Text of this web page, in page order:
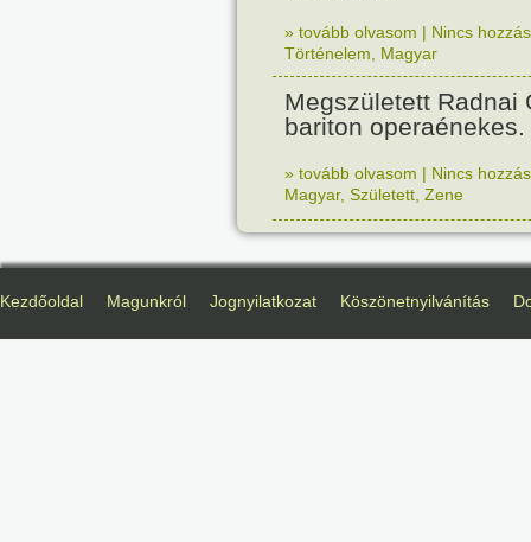
» tovább olvasom | Nincs
Történelem
Magyar
Megszületett Radnai
bariton operaénekes.
» tovább olvasom | Nincs
Magyar, Született Zene
Kezdőoldal Magunkról Jognyilatkozat Köszönetnyilvánítás